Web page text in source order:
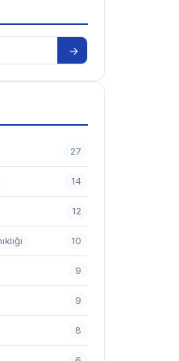
→
27
14
12
10
9
9
8